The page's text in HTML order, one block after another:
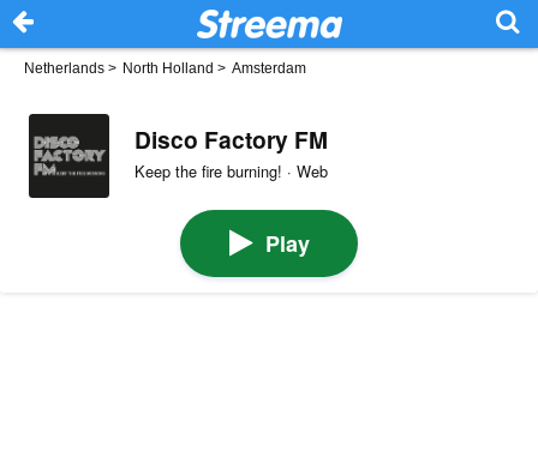
Netherlands > North Holland > Amsterdam
Disco Factory FM
Keep the fire burning! · Web
Play